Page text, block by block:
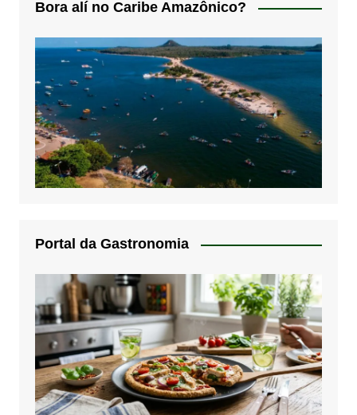
Bora alí no Caribe Amazônico?
Portal da Gastronomia